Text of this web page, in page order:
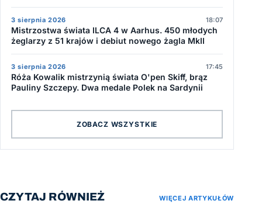
3 sierpnia 2026 18:07
Mistrzostwa świata ILCA 4 w Aarhus. 450 młodych
żeglarzy z 51 krajów i debiut nowego żagla MkII
3 sierpnia 2026 17:45
Róża Kowalik mistrzynią świata O'pen Skiff, brąz
Pauliny Szczepy. Dwa medale Polek na Sardynii
ZOBACZ WSZYSTKIE
CZYTAJ RÓWNIEŻ WIĘCEJ ARTYKUŁÓW